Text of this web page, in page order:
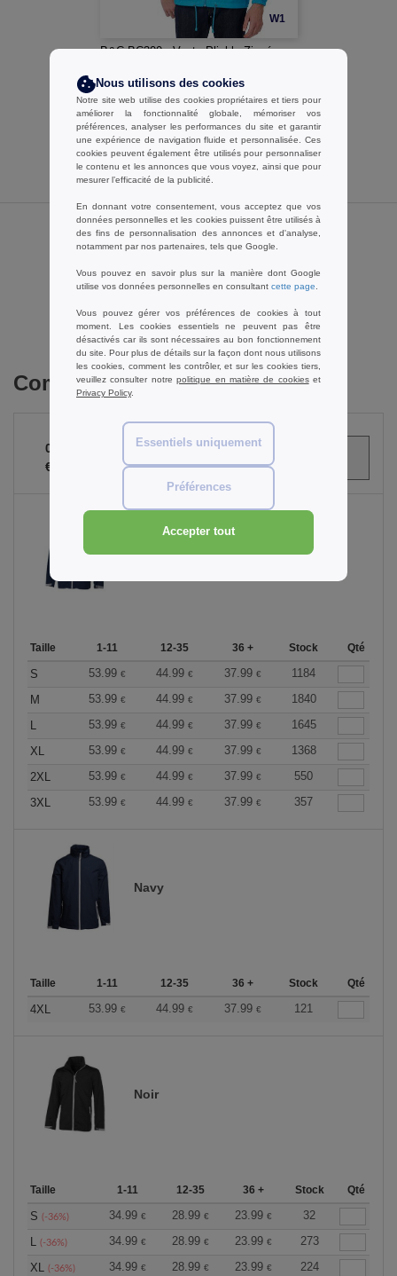
W1
B&C BC300 - Veste Pliable Zippé
11,99 €
16,72 €
Avis sur Pen Duick PK521
Ajouter un avis
Commandes en gros
0
0.00
€
Marine
Taille 1-11 12-35 36 + Stock Qté
S 53.99 € 44.99 € 37.99 €
1184
M
53.99 € 44.99 € 37.99 €
1840
L
53.99 € 44.99 € 37.99 €
1645
XL
53.99 € 44.99 € 37.99 €
1368
2XL
53.99 € 44.99 € 37.99 €
550
3XL
53.99 € 44.99 € 37.99 € 357
Navy
Taille 1-11 12-35 36 + Stock Qté
4XL 53.99 € 44.99 € 37.99 € 121
Noir
Taille 1-11 12-35 36 + Stock Qté
S (-36%) 34.99 € 28.99 € 23.99 €
32
L (-36%) 34.99 € 28.99 € 23.99 €
273
XL (-36%) 34.99 € 28.99 € 23.99 € 224
Nous utilisons des cookies
Notre site web utilise des cookies propriétaires et tiers pour
améliorer la fonctionnalité globale, mémoriser vos
préférences, analyser les performances du site et garantir
une expérience de navigation fluide et personnalisée. Ces
cookies peuvent également être utilisés pour personnaliser
le contenu et les annonces que vous voyez, ainsi que pour
mesurer l’efficacité de la publicité.
En donnant votre consentement, vous acceptez que vos
données personnelles et les cookies puissent être utilisés à
des fins de personnalisation des annonces et d'analyse,
notamment par nos partenaires, tels que Google.
Vous pouvez en savoir plus sur la manière dont Google
utilise vos données personnelles en consultant cette page
Vous pouvez gérer vos préférences de cookies à tout
moment. Les cookies essentiels ne peuvent pas être
désactivés car ils sont nécessaires au bon fonctionnement
du site. Pour plus de détails sur la façon dont nous utilisons
les cookies, comment les contrôler, et sur les cookies tiers,
veuillez consulter notrepolitique en matière de cookieset
Privacy Policy.
Essentiels uniquement
Préférences
Accepter tout